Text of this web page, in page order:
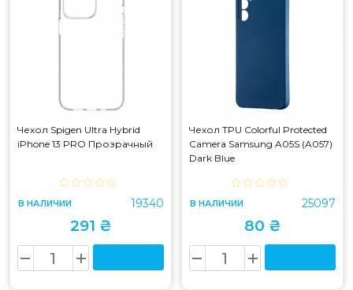
Чехол Spigen Ultra Hybrid
iPhone 13 PRO Прозрачный
В НАЛИЧИИ 19340
291 ₴
Чехол TPU Colorful Protected
Camera Samsung A05S (A057)
Dark Blue
В НАЛИЧИИ 25097
80 ₴